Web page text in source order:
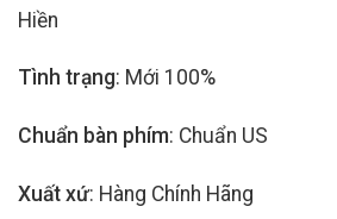
Hiền
Tình trạng: Mới 100%
Chuẩn bàn phím: Chuẩn US
Xuất xứ: Hàng Chính Hãng